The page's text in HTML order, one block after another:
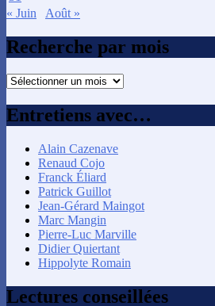
« Juin
Août »
Recherche par mois
Recherche
mois
Entretiens avec…
Alain Cazenave
Renaud Cojo
Franck Éliard
Patrick Guillot
Jean-Gérard Maingot
Marc Mangin
Pierre-Luc Marville
Didier Quiertant
Hippolyte Romain
Lectures conseillées